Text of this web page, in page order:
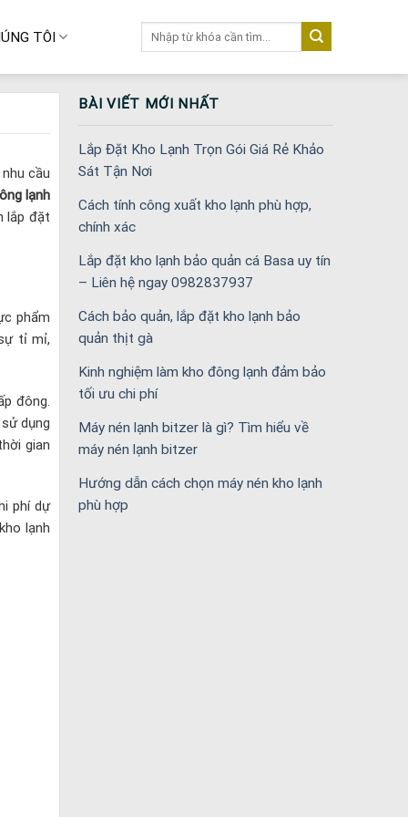
TÔI
Tìm
cầu
lạnh
lắp đặt
phẩm
tỉ mỉ,
đông.
dụng
gian
phí dự
lạnh
BÀI VIẾT MỚI NHẤT
Lắp Đặt Kho Lạnh Trọn Gói Giá Rẻ Khảo
Sát Tận Nơi
Cách tính công xuất kho lạnh phù hợp,
chính xác
Lắp đặt kho lạnh bảo quản cá Basa uy tín
– Liên hệ ngay 0982837937
Cách bảo quản, lắp đặt kho lạnh bảo
quản thịt gà
Kinh nghiệm làm kho đông lạnh đảm bảo
tối ưu chi phí
Máy nén lạnh bitzer là gì? Tìm hiểu về
máy nén lạnh bitzer
Hướng dẫn cách chọn máy nén kho lạnh
phù hợp